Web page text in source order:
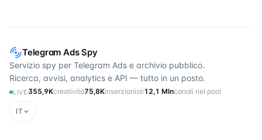
Telegram Ads Spy
Servizio spy per Telegram Ads e archivio pubblico.
Ricerca, avvisi, analytics e API — tutto in un posto.
LIVE 355,9Kcreatività75,8Kinserzionisti12,1 Mlncanali nel pool
IT